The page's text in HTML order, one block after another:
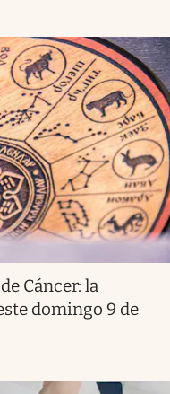
Cáncer: la
domingo 9 de